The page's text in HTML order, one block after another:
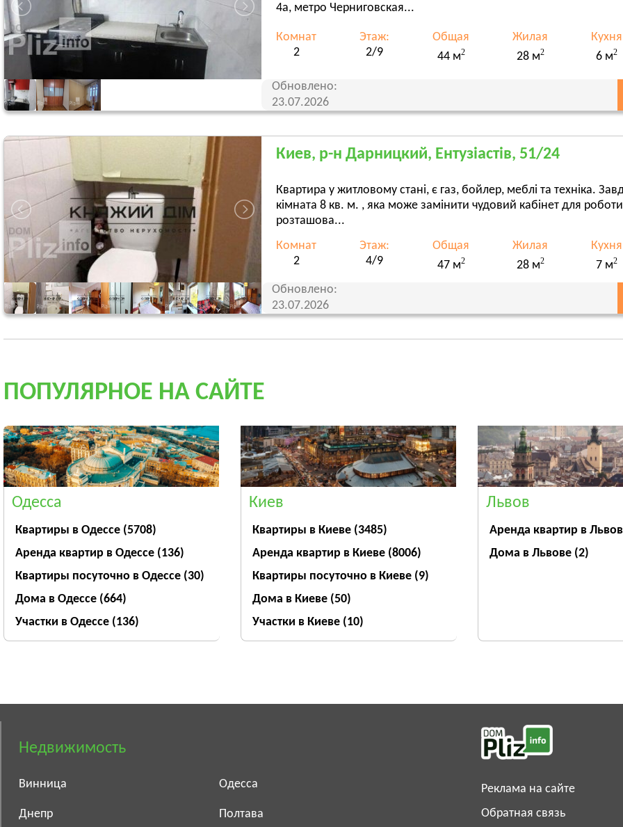
4а, метро Черниговская...
Комнат
2
Этаж:
2/9
Общая
44 м2
Жилая
28 м2
Кухня
6 м2
Обновлено:
23.07.2026
Киев, р-н Дарницкий, Ентузіастів, 51/24
Квартира у житловому стані, є газ, бойлер, меблі та техніка.
кімната 8 кв. м. , яка може замінити чудовий кабінет для
розташова...
Комнат
2
Этаж:
4/9
Общая
47 м2
Жилая
28 м2
Кухня
7 м2
Обновлено:
23.07.2026
ПОПУЛЯРНОЕ НА САЙТЕ
Одесса
Квартиры в Одессе (5708)
Аренда квартир в Одессе (136)
Квартиры посуточно в Одессе (30)
Дома в Одессе (664)
Участки в Одессе (136)
Киев
Квартиры в Киеве (3485)
Аренда квартир в Киеве (8006)
Квартиры посуточно в Киеве (9)
Дома в Киеве (50)
Участки в Киеве (10)
Львов
Аренда квартир в
Дома в Львове (2)
Недвижимость
Винница
Днепр
Одесса
Полтава
Реклама на сайте
Обратная связь